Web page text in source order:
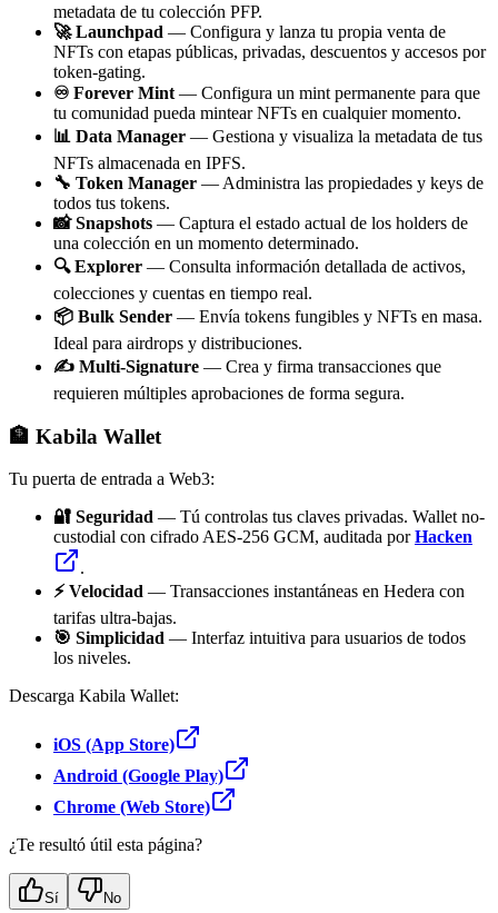
metadata de tu colección PFP.
🚀 Launchpad — Configura y lanza tu propia venta de
NFTs con etapas públicas, privadas, descuentos y accesos por
token-gating.
♾️ Forever Mint — Configura un mint permanente para que
tu comunidad pueda mintear NFTs en cualquier momento.
📊 Data Manager — Gestiona y visualiza la metadata de tus
NFTs almacenada en IPFS.
🔧 Token Manager — Administra las propiedades y keys de
todos tus tokens.
📸 Snapshots — Captura el estado actual de los holders de
una colección en un momento determinado.
🔍 Explorer — Consulta información detallada de activos,
colecciones y cuentas en tiempo real.
📦 Bulk Sender — Envía tokens fungibles y NFTs en masa.
Ideal para airdrops y distribuciones.
✍️ Multi-Signature — Crea y firma transacciones que
requieren múltiples aprobaciones de forma segura.
🏦 Kabila Wallet
Tu puerta de entrada a Web3:
🔐 Seguridad — Tú controlas tus claves privadas. Wallet no-
custodial con cifrado AES-256 GCM, auditada porHacken
.
⚡ Velocidad — Transacciones instantáneas en Hedera con
tarifas ultra-bajas.
🎯 Simplicidad — Interfaz intuitiva para usuarios de todos
los niveles.
Descarga Kabila Wallet:
iOS (App Store)
Android (Google Play)
Chrome (Web Store)
¿Te resultó útil esta página?
Sí No